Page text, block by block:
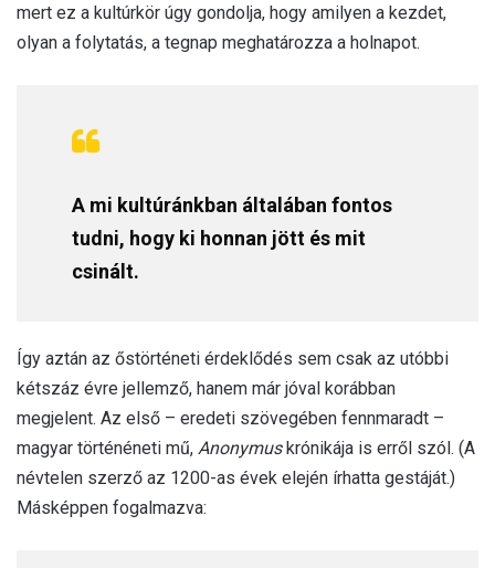
mert ez a kultúrkör úgy gondolja, hogy amilyen a kezdet,
olyan a folytatás, a tegnap meghatározza a holnapot.
A mi kultúránkban általában fontos
tudni, hogy ki honnan jött és mit
csinált.
Így aztán az őstörténeti érdeklődés sem csak az utóbbi
kétszáz évre jellemző, hanem már jóval korábban
megjelent. Az első – eredeti szövegében fennmaradt –
magyar történéneti mű, Anonymuskrónikája is erről szól. (A
névtelen szerző az 1200-as évek elején írhatta gestáját.)
Másképpen fogalmazva: